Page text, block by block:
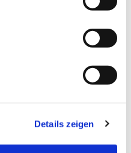
Details zeigen